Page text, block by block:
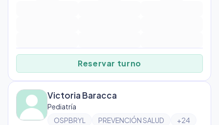
Reservar turno
Victoria Baracca
Pediatría
OSPBRYL
PREVENCIÓN SALUD +24